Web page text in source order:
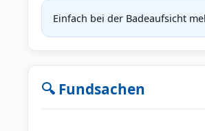
Einfach bei der Badeaufsicht
🔍 Fundsachen